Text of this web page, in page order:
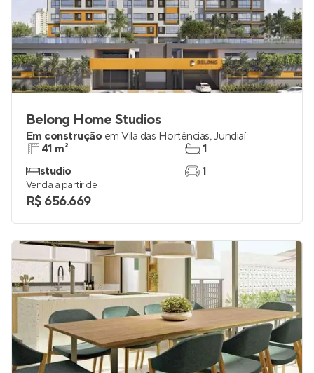
Belong Home Studios
Em construção em Vila das Hortências,Jundiaí
41 m²
studio
1
1
Venda a partir de
R$ 656.669